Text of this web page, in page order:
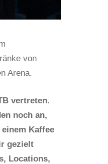
von
Arena.
vertreten.
noch an,
Kaffee
gezielt
Locations,